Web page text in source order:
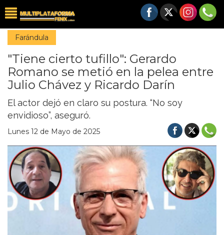
Farándula
"Tiene cierto tufillo": Gerardo
Romano se metió en la pelea entre
Julio Chávez y Ricardo Darín
El actor dejó en claro su postura. “No soy
envidioso”, aseguró.
Lunes 12 de Mayo de 2025